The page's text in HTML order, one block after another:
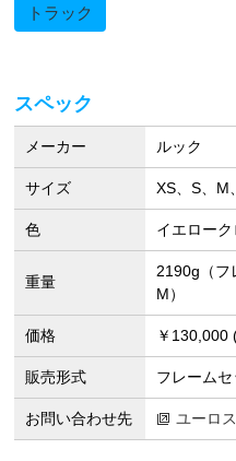
トラック
スペック
メーカー ルック
サイズ XS、S、M
色 イエローク
重量
2190g（フ
M）
価格 ￥130,000
販売形式 フレーム
お問い合わせ先 ユーロ